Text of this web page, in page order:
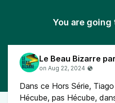
You are
Dans ce Hors Série,
Hécube, pas Hécube,